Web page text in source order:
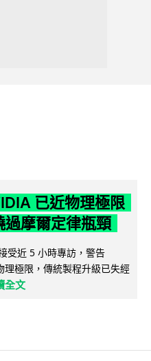
已近物理極限
過摩爾定律瓶頸
受近 5 小時專訪，警告
極限，傳統製程升級已失經
全文